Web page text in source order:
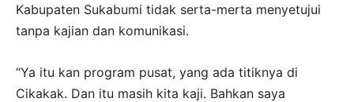
Kabupaten Sukabumi tidak serta-merta menyetujui
tanpa kajian dan komunikasi.
“Ya itu kan program pusat, yang ada titiknya di
Cikakak. Dan itu masih kita kaji. Bahkan saya